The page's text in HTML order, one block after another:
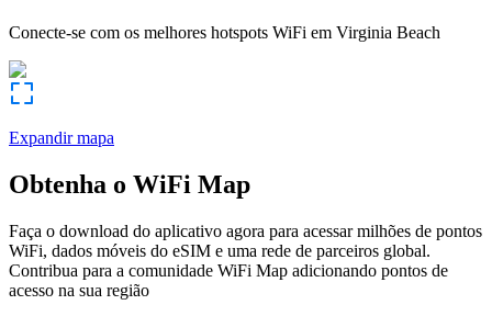
Conecte-se com os melhores hotspots WiFi em Virginia Beach
Expandir mapa
Obtenha o WiFi Map
Faça o download do aplicativo agora para acessar milhões de pontos
WiFi, dados móveis do eSIM e uma rede de parceiros global.
Contribua para a comunidade WiFi Map adicionando pontos de
acesso na sua região